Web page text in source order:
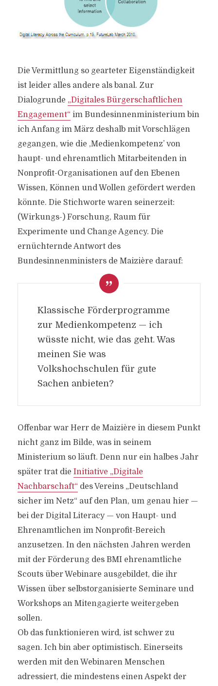
Die Vermittlung so gearteter Eigenständigkeit
ist leider alles andere als banal. Zur
Dialogrunde „Digitales Bürgerschaftlichen
Engagement“ im Bundesinnenministerium bin
ich Anfang im März deshalb mit Vorschlägen
gegangen, wie die ‚Medienkompetenz’ von
haupt- und ehrenamtlich Mitarbeitenden in
Nonprofit-Organisationen auf den Ebenen
Wissen, Können und Wollen gefördert werden
könnte. Die Stichworte waren seinerzeit:
(Wirkungs-) Forschung, Raum für
Experimente und Change Agency. Die
ernüchternde Antwort des
Bundesinnenministers de Maizière darauf:
Klassische Förderprogramme
zur Medienkompetenz — ich
wüsste nicht, wie das geht. Was
meinen Sie was
Volkshochschulen für gute
Sachen anbieten?
Offenbar war Herr de Maizière in diesem Punkt
nicht ganz im Bilde, was in seinem
Ministerium so läuft. Denn nur ein halbes Jahr
später trat die Initiative „Digitale
Nachbarschaft“ des Vereins „Deutschland
sicher im Netz“ auf den Plan, um genau hier —
bei der Digital Literacy — von Haupt- und
Ehrenamtlichen im Nonprofit-Bereich
anzusetzen. In den nächsten Jahren werden
mit der Förderung des BMI ehrenamtliche
Scouts über Webinare ausgebildet, die ihr
Wissen über selbstorganisierte Seminare und
Workshops an Mitengagierte weitergeben
sollen.
Ob das funktionieren wird, ist schwer zu
sagen. Ich bin aber optimistisch. Einerseits
werden mit den Webinaren Menschen
adressiert, die mindestens einen Aspekt der